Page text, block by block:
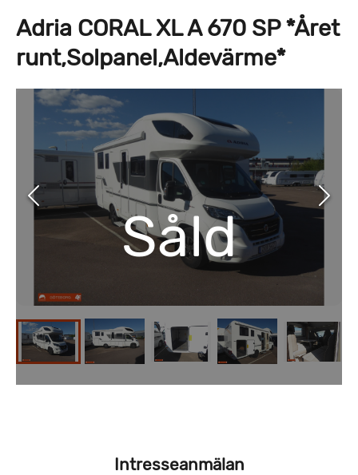
Adria CORAL XL A 670 SP *Året
runt,Solpanel,Aldevärme*
Såld
Intresseanmälan